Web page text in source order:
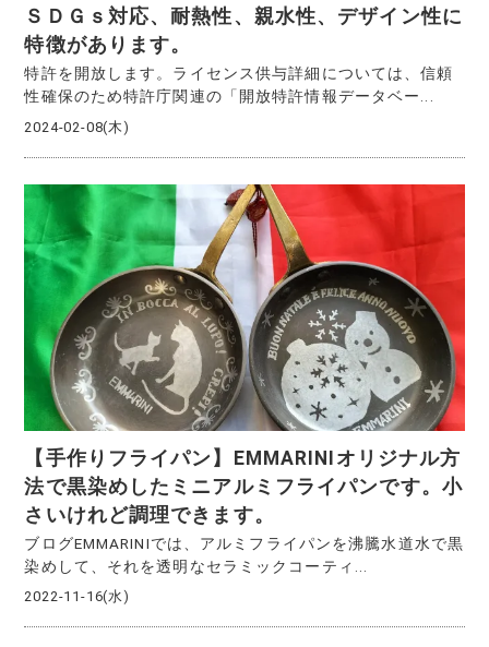
ＳＤＧｓ対応、耐熱性、親水性、デザイン性に
特徴があります。
特許を開放します。ライセンス供与詳細については、信頼
性確保のため特許庁関連の「開放特許情報データベー...
2024-02-08(木)
【手作りフライパン】EMMARINIオリジナル方
法で黒染めしたミニアルミフライパンです。小
さいけれど調理できます。
ブログEMMARINIでは、アルミフライパンを沸騰水道水で黒
染めして、それを透明なセラミックコーティ...
2022-11-16(水)